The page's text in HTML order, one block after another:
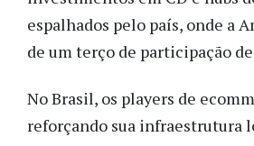
espalhados pelo país, onde a
de um terço de participação
No Brasil, os players de
reforçando sua infraestrutura